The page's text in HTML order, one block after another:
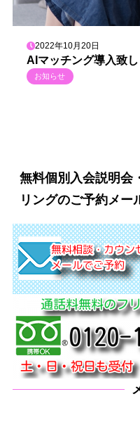
2022年10月20日
AIマッチング導入致
お知らせ
無料個別入会説明会
リングのご予約メー